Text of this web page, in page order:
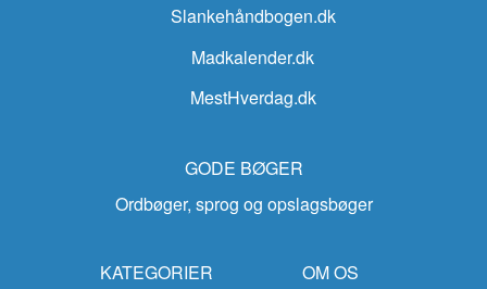
Slankehåndbogen.dk
Madkalender.dk
MestHverdag.dk
GODE BØGER
Ordbøger, sprog og opslagsbøger
KATEGORIER
OM OS